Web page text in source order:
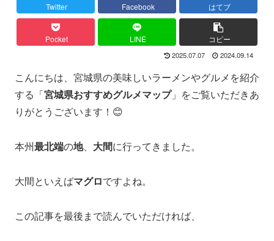
Twitter Facebook はてブ
Pocket LINE コピー
2025.07.07 2024.09.14
こんにちは、宮城県の美味しいラーメンやグルメを紹介
する「宮城県おすすめグルメマップ」をご覧いただきあ
りがとうございます！😊
本州最北端の地、 大間に行ってきました。
大間といえばマグロですよね。
この記事を最後まで読んでいただければ、